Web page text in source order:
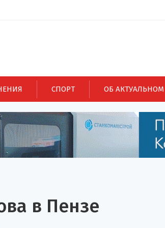
СПОРТ ОБ АКТУАЛЬНОМ
в Пензе